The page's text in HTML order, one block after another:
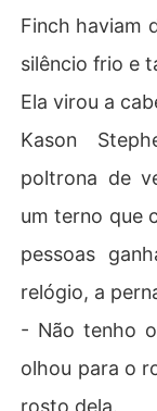
Finch haviam
silêncio frio e
Ela virou a
Kason
poltrona de
um terno que
pessoas
relógio, a
- Não tenho
olhou para o
rosto dela.